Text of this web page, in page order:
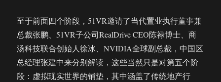
至于前面四个阶段，51VR邀请了当代置业执行董事兼
总裁张鹏、51VR子公司RealDrive CEO陈禄博士、商
汤科技联合创始人徐冰、NVIDIA全球副总裁，中国区
总经理张建中来分别解读，这些当然只是对第五个阶
段：虚拟现实世界的铺垫，其中涵盖了传统地产行